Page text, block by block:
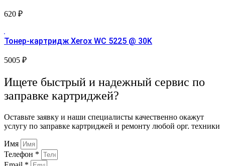
620 ₽
Тонер-картридж Xerox WC 5225 @ 30K
5005 ₽
Ищете быстрый и надежный сервис по
заправке картриджей?
Оставьте заявку и наши специалисты качественно окажут
услугу по заправке картриджей и ремонту любой орг. техники
Имя
Телефон *